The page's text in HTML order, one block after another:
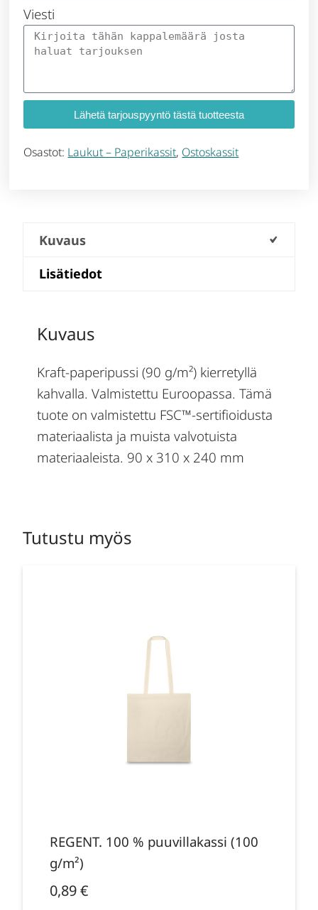
Viesti
Lähetä tarjouspyyntö tästä tuotteesta
Osastot: Laukut – Paperikassit, Ostoskassit
Kuvaus
Lisätiedot
Kuvaus
Kraft-paperipussi (90 g/m²) kierretyllä
kahvalla. Valmistettu Euroopassa. Tämä
tuote on valmistettu FSC™-sertifioidusta
materiaalista ja muista valvotuista
materiaaleista. 90 x 310 x 240 mm
Tutustu myös
REGENT. 100 % puuvillakassi (100
g/m²)
0,89€